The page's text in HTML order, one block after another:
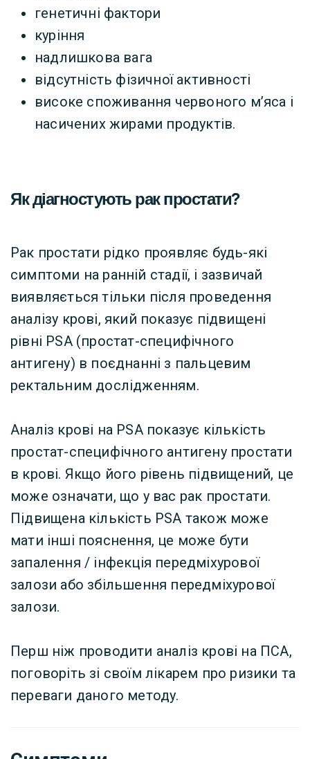
генетичні фактори
куріння
надлишкова вага
відсутність фізичної активності
високе споживання червоного м’яса і
насичених жирами продуктів.
Як діагностують рак простати?
Рак простати рідко проявляє будь-які
симптоми на ранній стадії, і зазвичай
виявляється тільки після проведення
аналізу крові, який показує підвищені
рівні PSA (простат-специфічного
антигену) в поєднанні з пальцевим
ректальним дослідженням.
Аналіз крові на PSA показує кількість
простат-специфічного антигену простати
в крові. Якщо його рівень підвищений, це
може означати, що у вас рак простати.
Підвищена кількість PSA також може
мати інші пояснення, це може бути
запалення / інфекція передміхурової
залози або збільшення передміхурової
залози.
Перш ніж проводити аналіз крові на ПСА,
поговоріть зі своїм лікарем про ризики та
переваги даного методу.